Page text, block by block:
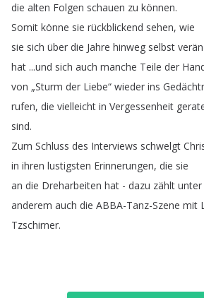
die alten Folgen schauen zu können.
Somit könne sie rückblickend sehen, wie
sie sich über die Jahre hinweg selbst
hat ...und sich auch manche Teile der
von „Sturm der Liebe“ wieder ins
rufen, die vielleicht in Vergessenheit
sind.
Zum Schluss des Interviews schwelgt
in ihren lustigsten Erinnerungen, die sie
an die Dreharbeiten hat - dazu zählt unter
anderem auch die ABBA-Tanz-Szene mit
Tzschirner.